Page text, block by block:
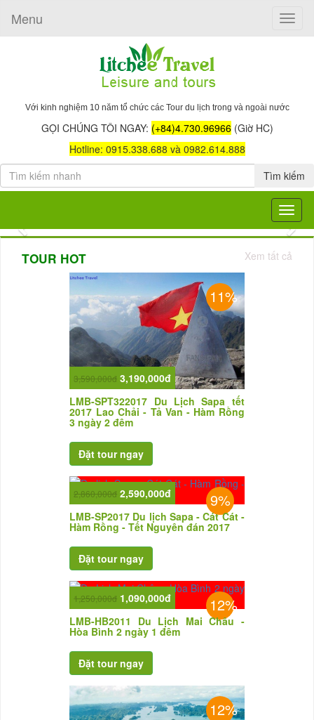
Toggle
Menu
Với kinh nghiệm 10 năm tổ chức các Tour du lịch trong và ngoài nước
GỌI CHÚNG TÔI NGAY: (+84)4.730.96966 (Giờ HC)
Hotline: 0915.338.688 và 0982.614.888
Tìm kiếm
Toggle
Previous
TOUR HOT Xem tất cả
11%
3,590,000đ 3,190,000đ
LMB-SPT322017 Du Lịch Sapa tết
2017 Lao Chải - Tả Van - Hàm Rồng
3 ngày 2 đêm
9%
2,860,000đ 2,590,000đ
LMB-SP2017 Du lịch Sapa - Cát Cát -
Hàm Rồng - Tết Nguyên đán 2017
12%
1,250,000đ 1,090,000đ
LMB-HB2011 Du Lịch Mai Châu -
Hòa Bình 2 ngày 1 đêm
12%